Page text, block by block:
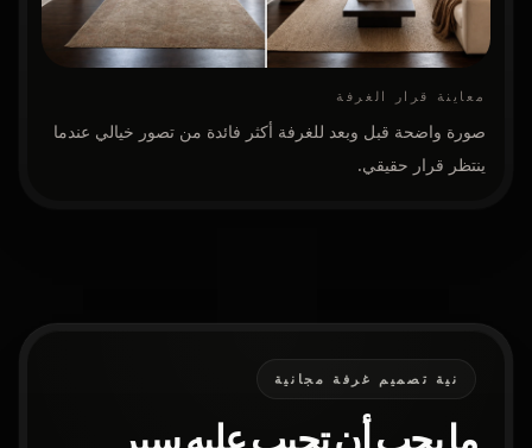
معاينة قرار الغرفة
صورة واضحة قبل وبعد للغرفة أكثر فائدة من تصور خيالي عندما
ينتظر قرار حقيقي.
نية تصميم غرفة مجانية